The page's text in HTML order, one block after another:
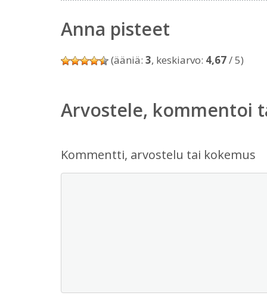
Anna pisteet
(ääniä: 3, keskiarvo: 4,67/ 5)
Arvostele, kommentoi
Kommentti, arvostelu tai kokemus